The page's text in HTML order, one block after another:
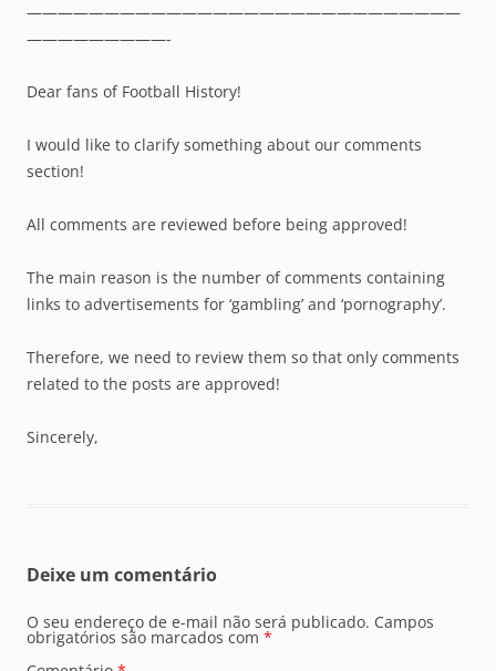
————————————————————————————
—————————-
Dear fans of Football History!
I would like to clarify something about our comments
section!
All comments are reviewed before being approved!
The main reason is the number of comments containing
links to advertisements for ‘gambling’ and ‘pornography’.
Therefore, we need to review them so that only comments
related to the posts are approved!
Sincerely,
Deixe um comentário
O seu endereço de e-mail não será publicado. Campos
obrigatórios são marcados com *